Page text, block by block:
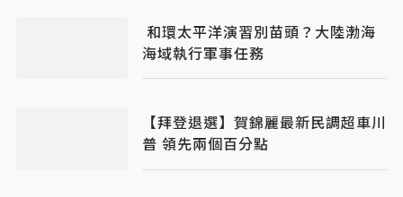
和環太平洋演習別苗頭？大陸渤海
海域執行軍事任務
【拜登退選】賀錦麗最新民調超車川
普 領先兩個百分點